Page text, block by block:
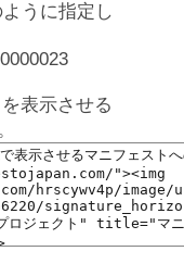
うに指定し
表示させる